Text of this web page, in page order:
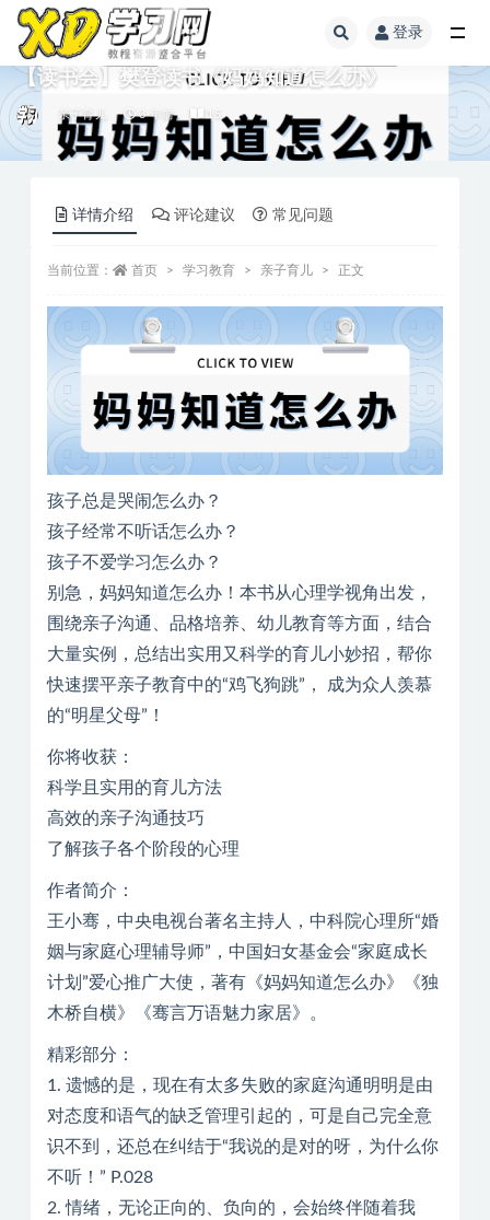
登录
【读书会】樊登读书《妈妈知道怎么办》
亲子育儿 3 年前 15
详情介绍 评论建议 常见问题
当前位置： 首页 学习教育 亲子育儿 正文
孩子总是哭闹怎么办？
孩子经常不听话怎么办？
孩子不爱学习怎么办？
别急，妈妈知道怎么办！本书从心理学视角出发，
围绕亲子沟通、品格培养、幼儿教育等方面，结合
大量实例，总结出实用又科学的育儿小妙招，帮你
快速摆平亲子教育中的“鸡飞狗跳”， 成为众人羡慕
的“明星父母”！
你将收获：
科学且实用的育儿方法
高效的亲子沟通技巧
了解孩子各个阶段的心理
作者简介：
王小骞，中央电视台著名主持人，中科院心理所“婚
姻与家庭心理辅导师”，中国妇女基金会“家庭成长
计划”爱心推广大使，著有《妈妈知道怎么办》《独
木桥自横》《骞言万语魅力家居》。
精彩部分：
1. 遗憾的是，现在有太多失败的家庭沟通明明是由
对态度和语气的缺乏管理引起的，可是自己完全意
识不到，还总在纠结于“我说的是对的呀，为什么你
不听！” P.028
2. 情绪，无论正向的、负向的，会始终伴随着我